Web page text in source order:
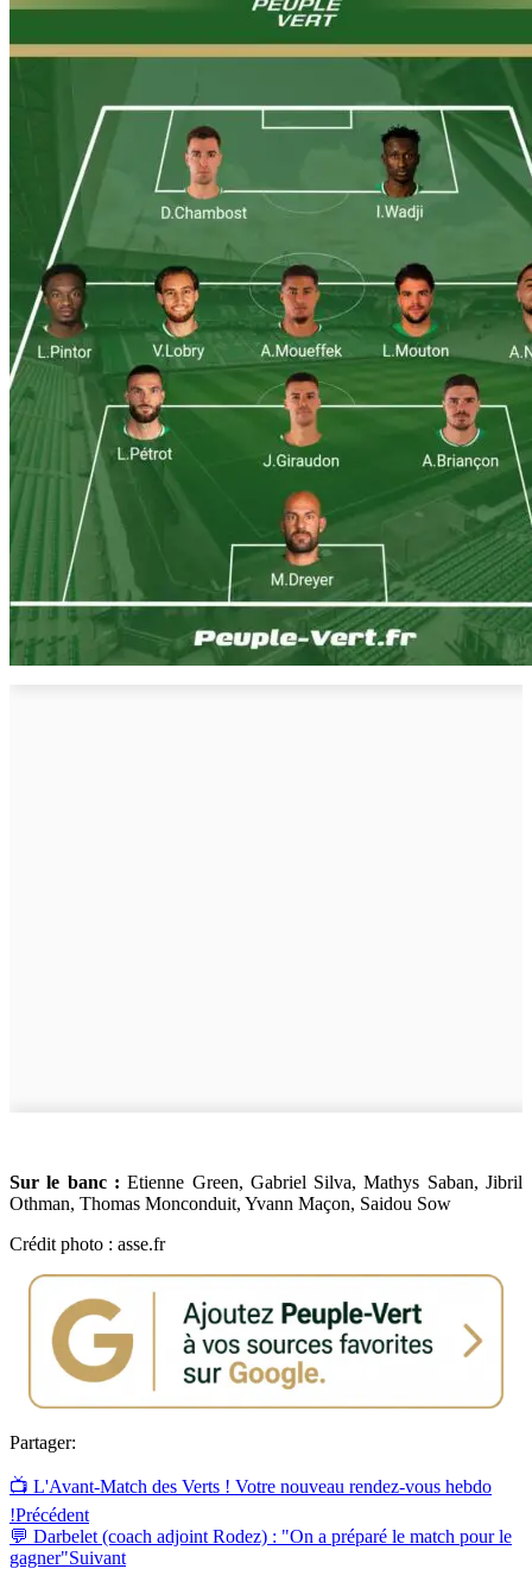
Sur le banc : Etienne Green, Gabriel Silva, Mathys Saban, Jibril
Othman, Thomas Monconduit, Yvann Maçon, Saidou Sow
Crédit photo : asse.fr
Partager:
📺 L'Avant-Match des Verts ! Votre nouveau rendez-vous hebdo
!Précédent
💬 Darbelet (coach adjoint Rodez) : "On a préparé le match pour le
gagner"Suivant